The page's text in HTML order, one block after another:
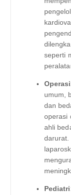
seperti
umum,
dan
operasi
ahli
darurat.